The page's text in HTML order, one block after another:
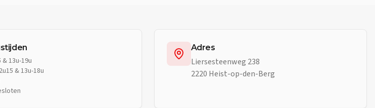
& 13u-19u
& 13u-18u
Adres
Liersesteenweg 238
2220 Heist-op-den-Berg